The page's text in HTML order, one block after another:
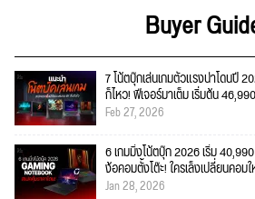
Buyer
7 โน้ตบุ๊กเล่นเกมตัวแรงน่าโดนปี
ก็ไหว! ฟีเจอร์มาเต็ม เริ่มต้น
Feb 27, 2026
6 เกมมิ่งโน้ตบุ๊ก 2026 เริ่ม
ง้อคอมตั้งโต๊ะ! ใครเล็งเปลี่ยนคอม
Jan 28, 2026